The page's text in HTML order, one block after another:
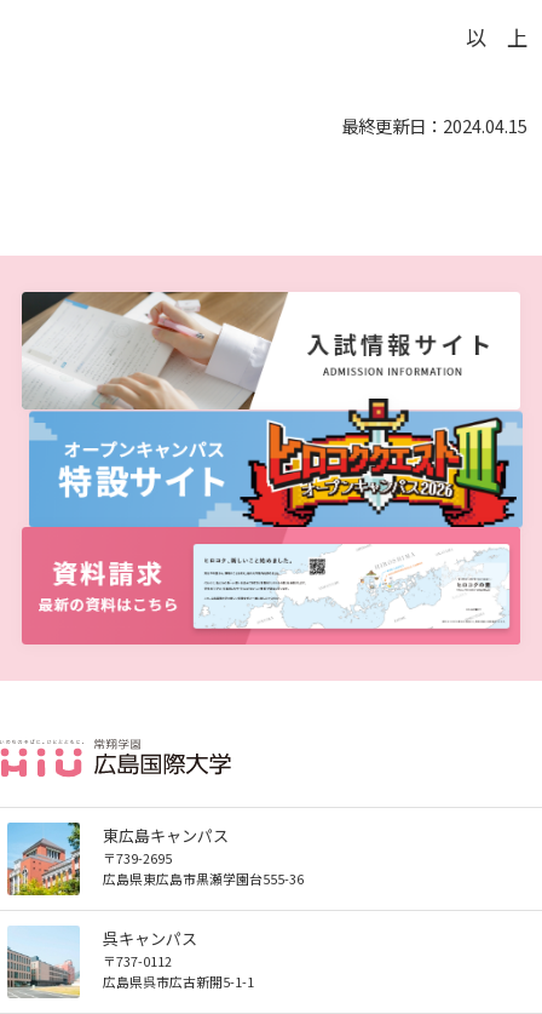
以 上
最終更新日：2024.04.15
東広島キャンパス
〒739-2695
広島県東広島市黒瀬学園台555-36
呉キャンパス
〒737-0112
広島県呉市広古新開5-1-1